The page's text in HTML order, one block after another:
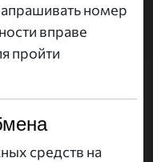
номер
вправе
пройти
средств на